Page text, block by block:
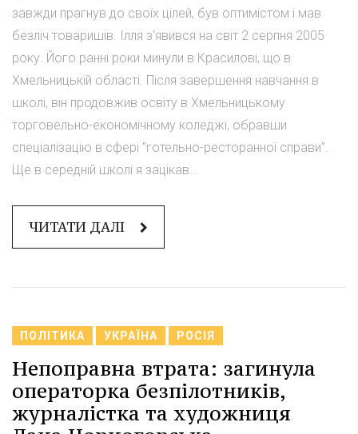
завжди прагнув до своїх цілей, був оптимістом і мав
безліч товаришів. Ілля з'явився на світ 2 серпня 2005
року. Його ранні роки минули в Красилові, що в
Хмельницькій області. Після завершення навчання в
школі, він продовжив освіту в Хмельницькому
торговельно-економічному коледжі, обравши
спеціалізацію в сфері "готельно-ресторанної справи".
Ще в середній школі я зацікав...
ЧИТАТИ ДАЛІ
ПОЛІТИКА УКРАЇНА РОСІЯ
Непоправна втрата: загинула
операторка безпілотників,
журналістка та художниця